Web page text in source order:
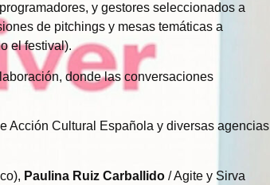
y gestores seleccionados a
de pitchings y mesas temáticas a
el festival).
donde las conversaciones
Acción Cultural Española y diversas agencias
Paulina Ruiz Carballido / Agite y Sirva